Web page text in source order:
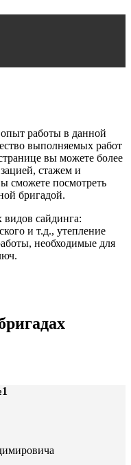
работы в данной
выполняемых работ
вы можете более
стажем и
сможете посмотреть
бригадой.
сайдинга:
и т.д., утепление
необходимые для